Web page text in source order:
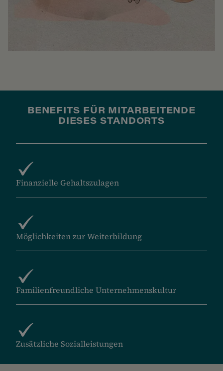
BENEFITS FÜR MITARBEITENDE
DIESES STANDORTS
Finanzielle Gehaltszulagen
Möglichkeiten zur Weiterbildung
Familienfreundliche Unternehmenskultur
Zusätzliche Sozialleistungen